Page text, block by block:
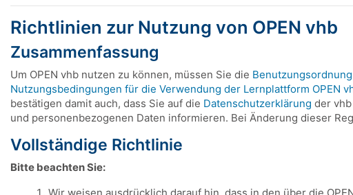
Richtlinien zur Nutzung von OPEN vhb
Zusammenfassung
Um OPEN vhb nutzen zu können, müssen Sie die Benutzungsordnung
Nutzungsbedingungen für die Verwendung der Lernplattform OPEN
bestätigen damit auch, dass Sie auf die Datenschutzerklärung der
und personenbezogenen Daten informieren. Bei Änderung dieser
Vollständige Richtlinie
Bitte beachten Sie: